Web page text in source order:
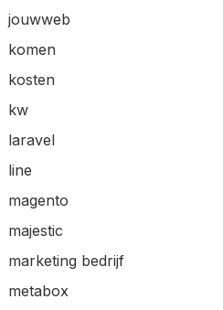
jouwweb
komen
kosten
kw
laravel
line
magento
majestic
marketing bedrijf
metabox